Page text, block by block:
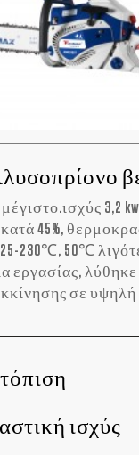
3,2
45%,
230℃, 50℃
εργασίας,
σε
ισχύς